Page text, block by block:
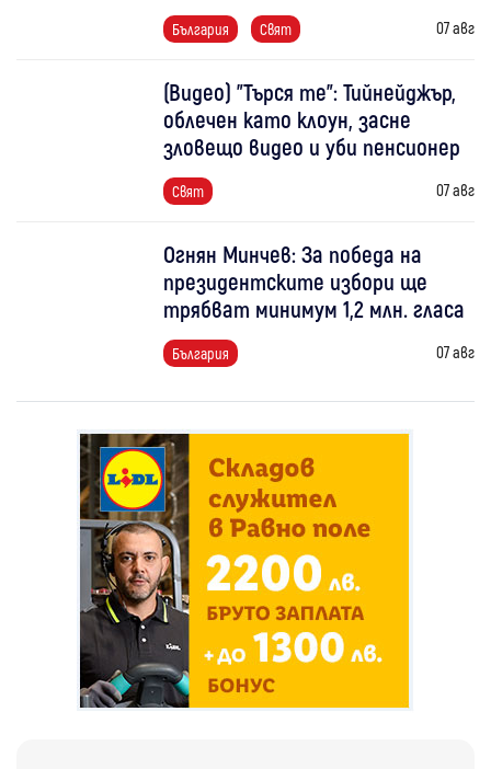
България Свят 07 авг
(Видео) "Търся те": Тийнейджър,
облечен като клоун, засне
зловещо видео и уби пенсионер
Свят 07 авг
Огнян Минчев: За победа на
президентските избори ще
трябват минимум 1,2 млн. гласа
България 07 авг